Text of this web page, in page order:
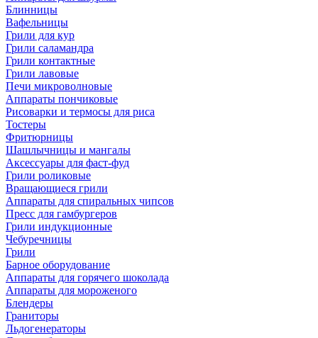
Блинницы
Вафельницы
Грили для кур
Грили саламандра
Грили контактные
Грили лавовые
Печи микроволновые
Аппараты пончиковые
Рисоварки и термосы для риса
Тостеры
Фритюрницы
Шашлычницы и мангалы
Аксессуары для фаст-фуд
Грили роликовые
Вращающиеся грили
Аппараты для спиральных чипсов
Пресс для гамбургеров
Грили индукционные
Чебуречницы
Грили
Барное оборудование
Аппараты для горячего шоколада
Аппараты для мороженого
Блендеры
Граниторы
Льдогенераторы